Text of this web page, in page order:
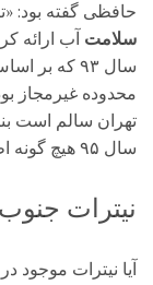
حافظی گفته بود:
سلامت آب ارائه
محدوده غیرمجاز
تهران سالم است
سال ۹۵ هیچ گونه اظهارنظر کرد.»
نیترات